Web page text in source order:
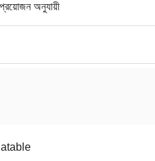
অনুযায়ী